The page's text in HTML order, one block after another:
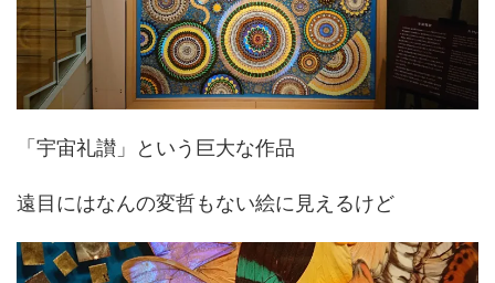
「宇宙礼讃」という巨大な作品
遠目にはなんの変哲もない絵に見えるけど